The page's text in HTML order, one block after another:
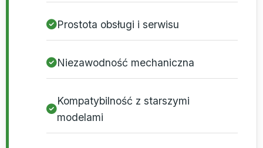
Prostota obsługi i serwisu
Niezawodność mechaniczna
Kompatybilność z starszymi
modelami